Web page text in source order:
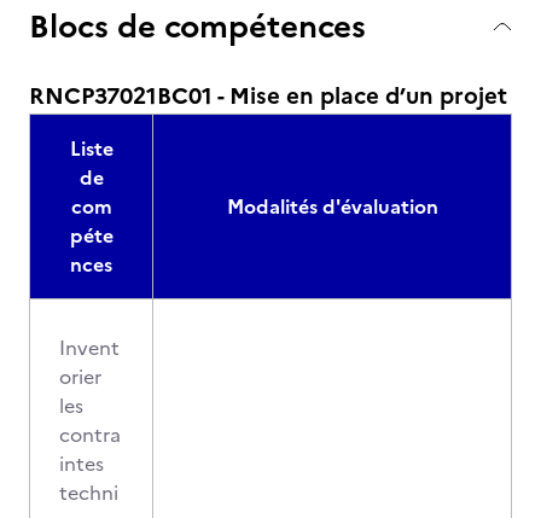
Blocs de compétences
RNCP37021BC01 - Mise en place d’un projet
Liste
de
com
péte
nces
Modalités d'évaluation
Invent
orier
les
contra
intes
techni